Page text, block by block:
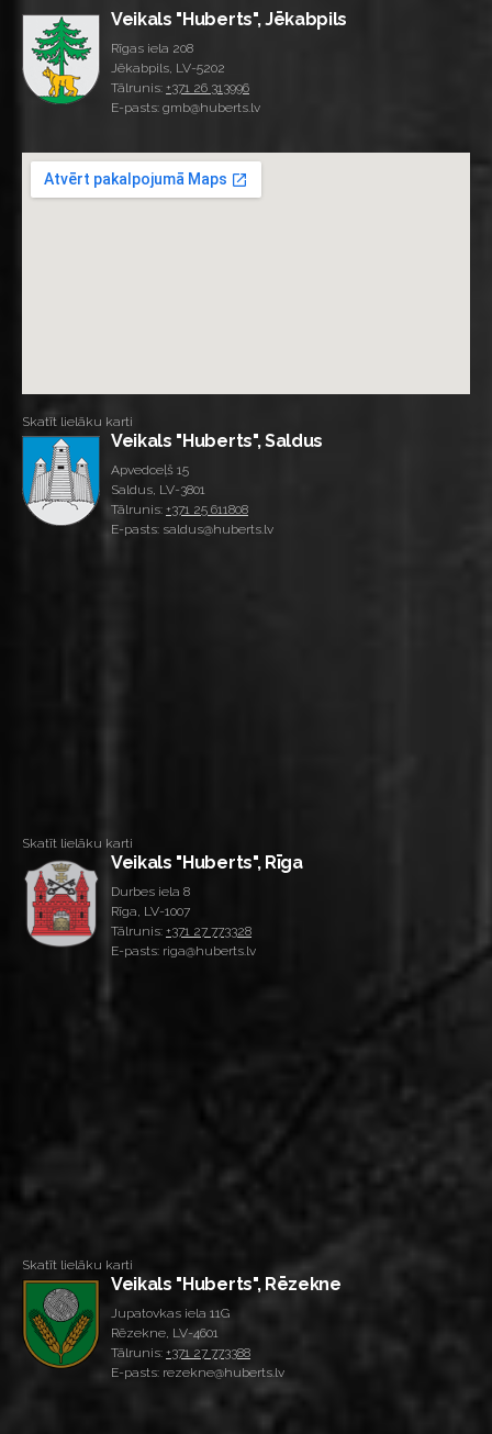
Veikals "Huberts", Jēkabpils
Rīgas iela 208
Jēkabpils, LV-5202
Tālrunis: +371 26 313996
E-pasts: gmb@huberts.lv
Skatīt lielāku karti
Veikals "Huberts", Saldus
Apvedceļš 15
Saldus, LV-3801
Tālrunis: +371 25 611808
E-pasts: saldus@huberts.lv
Skatīt lielāku karti
Veikals "Huberts", Rīga
Durbes iela 8
Rīga, LV-1007
Tālrunis: +371 27 773328
E-pasts: riga@huberts.lv
Skatīt lielāku karti
Veikals "Huberts", Rēzekne
Jupatovkas iela 11G
Rēzekne, LV-4601
Tālrunis: +371 27 773388
E-pasts: rezekne@huberts.lv